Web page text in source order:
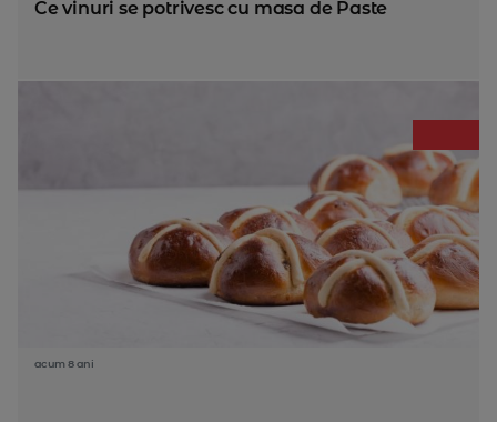
Ce vinuri se potrivesc cu masa de Paste
acum 8 ani